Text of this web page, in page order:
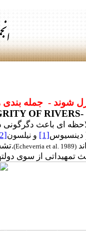
شوند - جمله
-
OF RIVERS
دینسیوس[1] و نیلسون
(Echeverria et al. 1989)
تمهیداتی از سوی